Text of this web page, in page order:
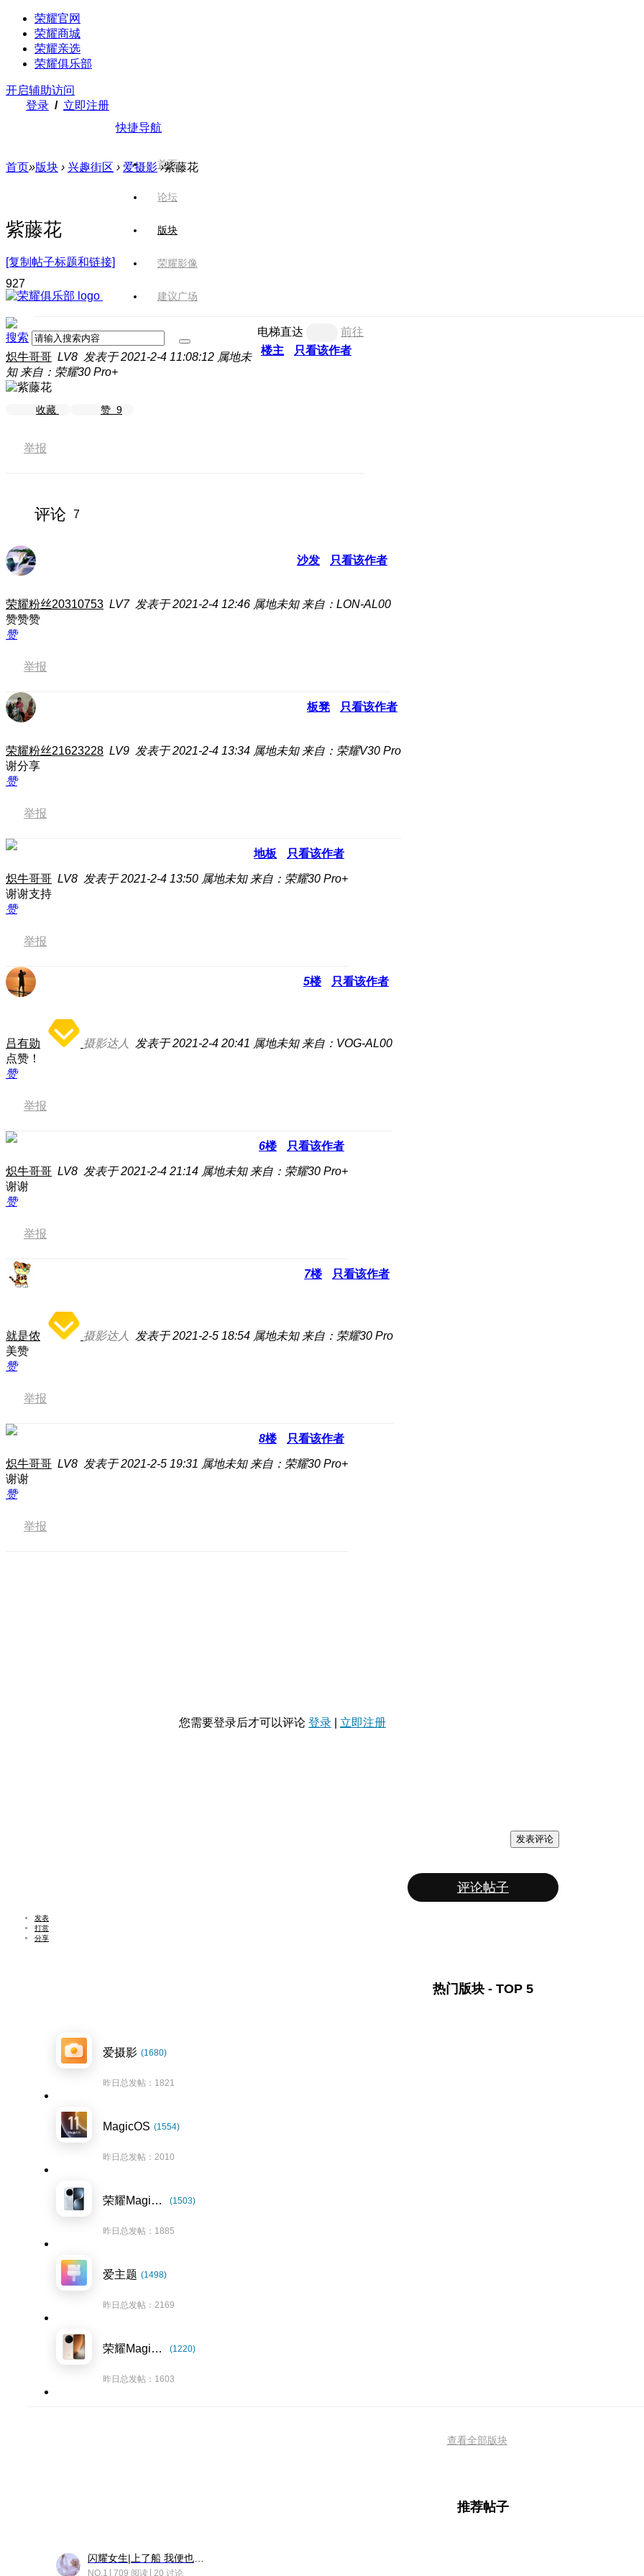
荣耀官网
荣耀商城
荣耀亲选
荣耀俱乐部
开启辅助访问
登录 / 立即注册
快捷导航
首页
论坛
版块
荣耀影像
建议广场
搜索
首页»版块 › 兴趣街区 › 爱摄影 ›紫藤花
紫藤花
[复制帖子标题和链接]
927
电梯直达
前往
楼主
只看该作者
炽牛哥哥 LV8 发表于 2021-2-4 11:08:12 属地未
知 来自：荣耀30 Pro+
收藏 赞 9
举报
评论 7
沙发 只看该作者
荣耀粉丝20310753 LV7 发表于 2021-2-4 12:46 属地未知 来自：LON-AL00
赞赞赞
赞
举报
板凳 只看该作者
荣耀粉丝21623228 LV9 发表于 2021-2-4 13:34 属地未知 来自：荣耀V30 Pro
谢分享
赞
举报
地板 只看该作者
炽牛哥哥 LV8 发表于 2021-2-4 13:50 属地未知 来自：荣耀30 Pro+
谢谢支持
赞
举报
5楼 只看该作者
吕有勋 摄影达人 发表于 2021-2-4 20:41 属地未知 来自：VOG-AL00
点赞！
赞
举报
6楼 只看该作者
炽牛哥哥 LV8 发表于 2021-2-4 21:14 属地未知 来自：荣耀30 Pro+
谢谢
赞
举报
7楼 只看该作者
就是侬 摄影达人 发表于 2021-2-5 18:54 属地未知 来自：荣耀30 Pro
美赞
赞
举报
8楼 只看该作者
炽牛哥哥 LV8 发表于 2021-2-5 19:31 属地未知 来自：荣耀30 Pro+
谢谢
赞
举报
您需要登录后才可以评论 登录 立即注册
发表评论
评论帖子
发表
打赏
分享
热门版块 - TOP 5
爱摄影 (1680)
昨日总发帖：1821
MagicOS (1554)
昨日总发帖：2010
荣耀Magic7系列 (1503)
昨日总发帖：1885
爱主题 (1498)
昨日总发帖：2169
荣耀Magic8系列 (1220)
昨日总发帖：1603
查看全部版块
推荐帖子
NO.1 709 阅读 20 讨论